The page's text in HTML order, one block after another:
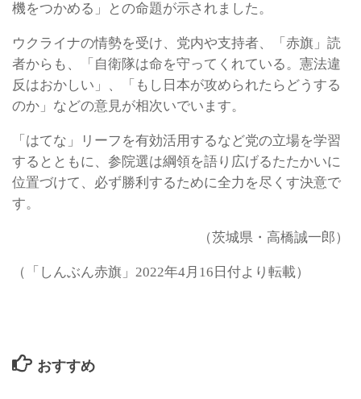
機をつかめる」との命題が示されました。
ウクライナの情勢を受け、党内や支持者、「赤旗」読
者からも、「自衛隊は命を守ってくれている。憲法違
反はおかしい」、「もし日本が攻められたらどうする
のか」などの意見が相次いでいます。
「はてな」リーフを有効活用するなど党の立場を学習
するとともに、参院選は綱領を語り広げるたたかいに
位置づけて、必ず勝利するために全力を尽くす決意で
す。
（茨城県・高橋誠一郎）
（「しんぶん赤旗」2022年4月16日付より転載）
おすすめ